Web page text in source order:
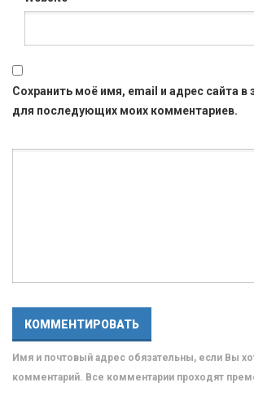
Сохранить моё имя, email и адрес сайта в
для последующих моих комментариев.
Имя и почтовый адрес обязательны, если Вы
комментарий. Все комментарии проходят